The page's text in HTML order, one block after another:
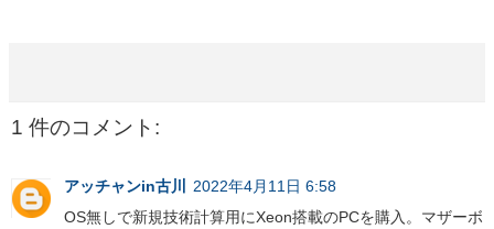
1 件のコメント:
アッチャンin古川
2022年4月11日 6:58
OS無しで新規技術計算用にXeon搭載のPCを購入。マザーボ